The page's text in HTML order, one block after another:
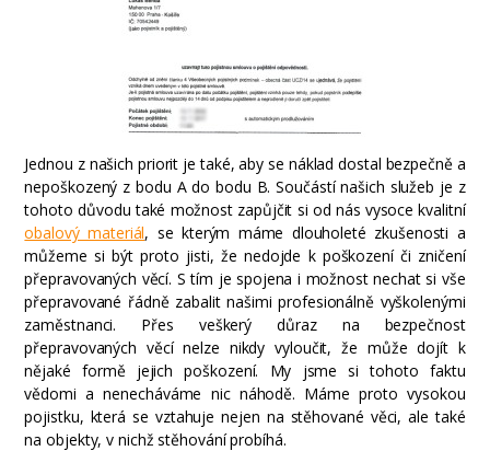
Jednou z našich priorit je také, aby se náklad dostal bezpečně a
nepoškozený z bodu A do bodu B. Součástí našich služeb je z
tohoto důvodu také možnost zapůjčit si od nás vysoce kvalitní
obalový materiál, se kterým máme dlouholeté zkušenosti a
můžeme si být proto jisti, že nedojde k poškození či zničení
přepravovaných věcí. S tím je spojena i možnost nechat si vše
přepravované řádně zabalit našimi profesionálně vyškolenými
zaměstnanci. Přes veškerý důraz na bezpečnost
přepravovaných věcí nelze nikdy vyloučit, že může dojít k
nějaké formě jejich poškození. My jsme si tohoto faktu
vědomi a nenecháváme nic náhodě. Máme proto vysokou
pojistku, která se vztahuje nejen na stěhované věci, ale také
na objekty, v nichž stěhování probíhá.